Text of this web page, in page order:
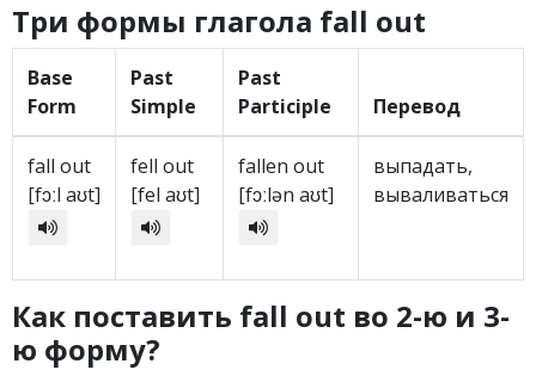
Три формы глагола fall out
Base
Form
Past
Simple
Past
Participle
Перевод
fall out
[fɔːl aʊt]
fell out
[fel aʊt]
fallen out
[fɔːlən aʊt]
выпадать,
вываливаться
Как поставить fall out во 2-ю и 3-
ю форму?